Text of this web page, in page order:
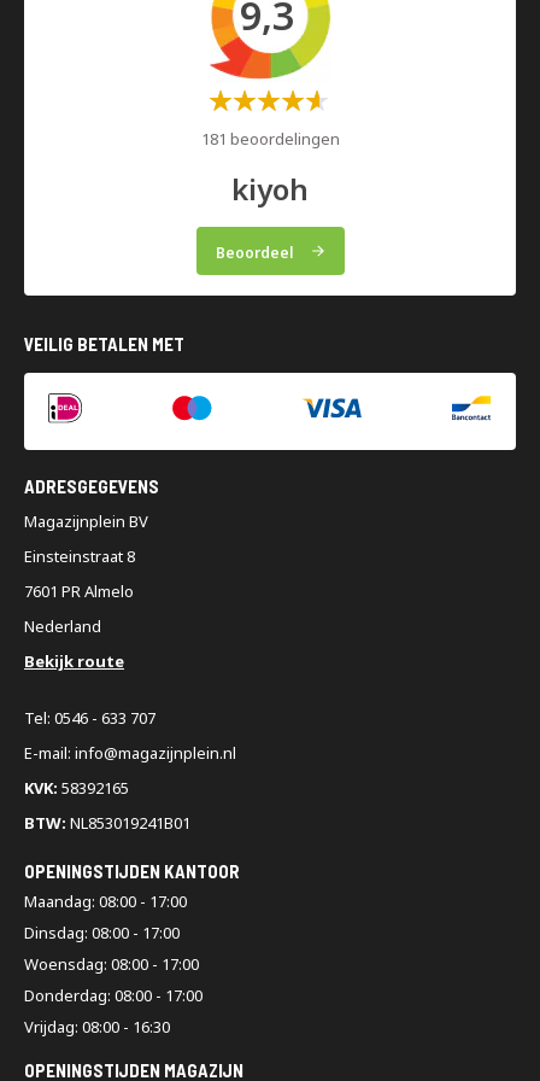
9,3
Waardering:
181 beoordelingen
kiyoh
Beoordeel
VEILIG BETALEN MET
ADRESGEGEVENS
Magazijnplein BV
Einsteinstraat 8
7601 PR Almelo
Nederland
Bekijk route
Tel: 0546 - 633 707
E-mail: info@magazijnplein.nl
KVK: 58392165
BTW: NL853019241B01
OPENINGSTIJDEN KANTOOR
Maandag: 08:00 - 17:00
Dinsdag: 08:00 - 17:00
Woensdag: 08:00 - 17:00
Donderdag: 08:00 - 17:00
Vrijdag: 08:00 - 16:30
OPENINGSTIJDEN MAGAZIJN